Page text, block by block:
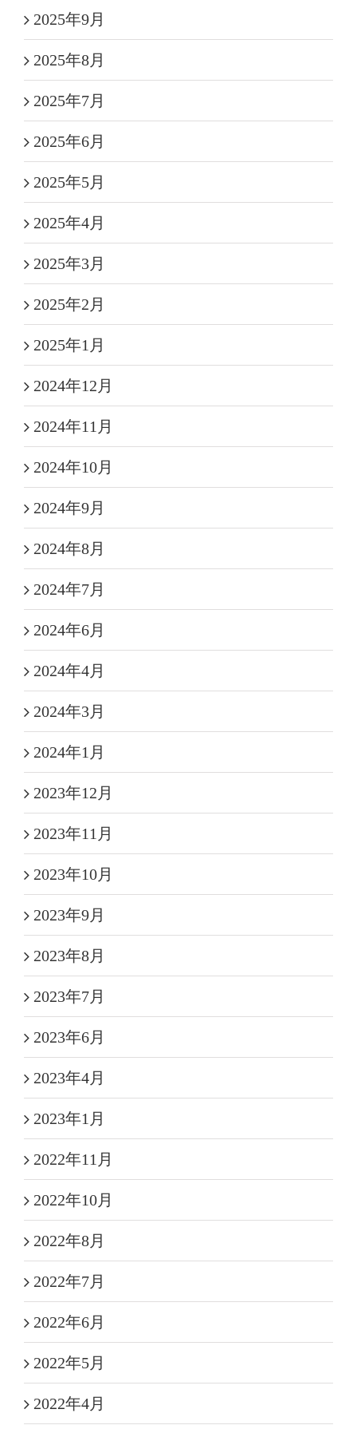
2025年9月
2025年8月
2025年7月
2025年6月
2025年5月
2025年4月
2025年3月
2025年2月
2025年1月
2024年12月
2024年11月
2024年10月
2024年9月
2024年8月
2024年7月
2024年6月
2024年4月
2024年3月
2024年1月
2023年12月
2023年11月
2023年10月
2023年9月
2023年8月
2023年7月
2023年6月
2023年4月
2023年1月
2022年11月
2022年10月
2022年8月
2022年7月
2022年6月
2022年5月
2022年4月